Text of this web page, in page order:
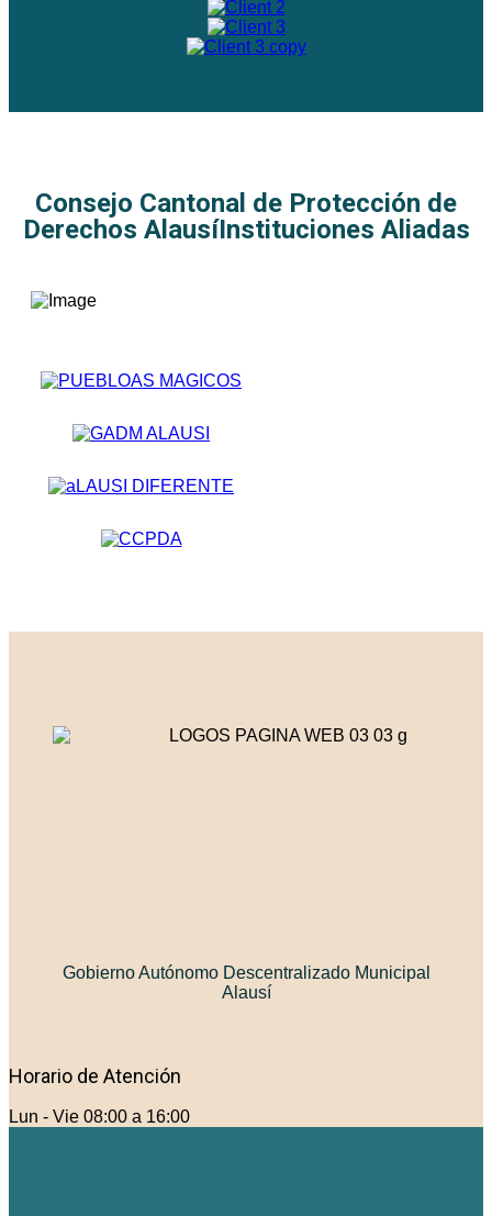
Consejo Cantonal de Protección de
Derechos AlausíInstituciones Aliadas
Gobierno Autónomo Descentralizado Municipal
Alausí
Horario de Atención
Lun - Vie 08:00 a 16:00